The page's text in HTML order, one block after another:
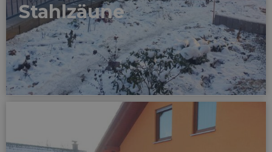
Stahlzäune